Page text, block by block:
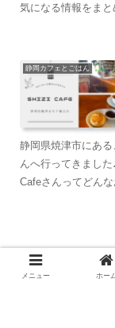
気になる情報をまとめた記事がみ
静岡カフェとごはん
静岡県焼津市にある
んへ行ってきました♪ この記事はこんな方におすすめ！ ・
Cafeさんってどん
メニュー ホー